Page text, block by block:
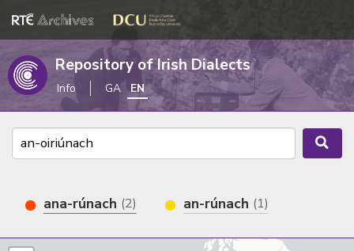
Repository of Irish Dialects
Info GA EN
ana-rúnach (2) an-rúnach (1)